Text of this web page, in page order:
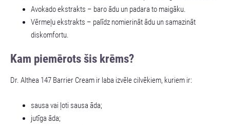
Avokado ekstrakts – baro ādu un padara to maigāku.
Vērmeļu ekstrakts – palīdz nomierināt ādu un samazināt
diskomfortu.
Kam piemērots šis krēms?
Dr. Althea 147 Barrier Cream ir laba izvēle cilvēkiem, kuriem ir:
sausa vai ļoti sausa āda;
jutīga āda;